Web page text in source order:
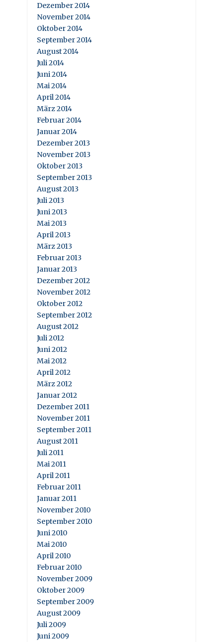
Dezember 2014
November 2014
Oktober 2014
September 2014
August 2014
Juli 2014
Juni 2014
Mai 2014
April 2014
März 2014
Februar 2014
Januar 2014
Dezember 2013
November 2013
Oktober 2013
September 2013
August 2013
Juli 2013
Juni 2013
Mai 2013
April 2013
März 2013
Februar 2013
Januar 2013
Dezember 2012
November 2012
Oktober 2012
September 2012
August 2012
Juli 2012
Juni 2012
Mai 2012
April 2012
März 2012
Januar 2012
Dezember 2011
November 2011
September 2011
August 2011
Juli 2011
Mai 2011
April 2011
Februar 2011
Januar 2011
November 2010
September 2010
Juni 2010
Mai 2010
April 2010
Februar 2010
November 2009
Oktober 2009
September 2009
August 2009
Juli 2009
Juni 2009